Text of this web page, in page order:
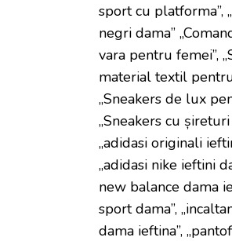
sport cu platforma”,
negri dama”
vara pentru femei”,
material textil
„Sneakers de lux
„Sneakers cu
„adidasi originali
„adidasi nike ieftini
new balance dama
sport dama”,
dama ieftina”,